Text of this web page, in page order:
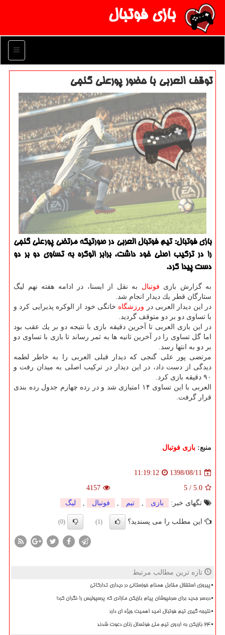
بازی فوتبال
منو
توقف العربی با حضور پورعلی گنجی
بازی فوتبال: تیم فوتبال العربی در صورتیكه مرتضی پورعلی گنجی
را در تركیب اصلی خود داشت، برابر الوكره به تساوی دو بر دو
دست پیدا كرد.
به گزارش بازی فوتبال به نقل از ایسنا، در ادامه هفته نهم لیگ
ستارگان قطر یك دیدار انجام شد.
در این دیدار العربی در ورزشگاه خانگی خود از الوكره پذیرایی كرد و
با تساوی دو بر دو متوقف گردید.
در این بازی العربی تا آخرین دقیقه بازی با نتیجه دو بر یك عقب بود
اما گل تساوی را در آخرین ثانیه ها به ثمر رساند تا بازی با تساوی دو
بر دو به انتها رسد.
مرتضی پور علی گنجی كه دیدار قبلی العربی را به خاطر لطمه
دیدگی از دست داد، در این دیدار در تركیب اصلی به میدان رفت و
۹۰ دقیقه بازی كرد.
العربی با این تساوی ۱۴ امتیازی شد و در رده چهارم جدول رده بندی
قرار گرفت.
منبع: بازی فوتبال
1398/08/11
11:19:12
5.0
/
5
4157
تگهای خبر:
بازی , تیم , فوتبال , لیگ
این مطلب را می پسندید؟ (1)
(0)
تازه ترین مطالب مرتبط
پیروزی استقلال مقابل همنام خوزستانی در دیداری تدارکاتی
دردسر جدید برای سرخپوشان پیام بازیکن مازادی که پرسپولیس را نگران کرد!
نتیجه گیری تیم فوتبال امید اهمیت ویژه ای دارد
۲۴ بازیکن به اردوی تیم ملی فوتسال زنان دعوت شدند